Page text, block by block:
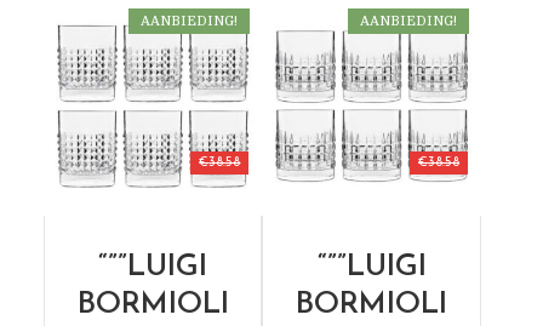
AANBIEDING!
“””LUIGI
BORMIOLI
€38.58
AANBIEDING!
“””LUIGI
BORMIOLI
€38.58